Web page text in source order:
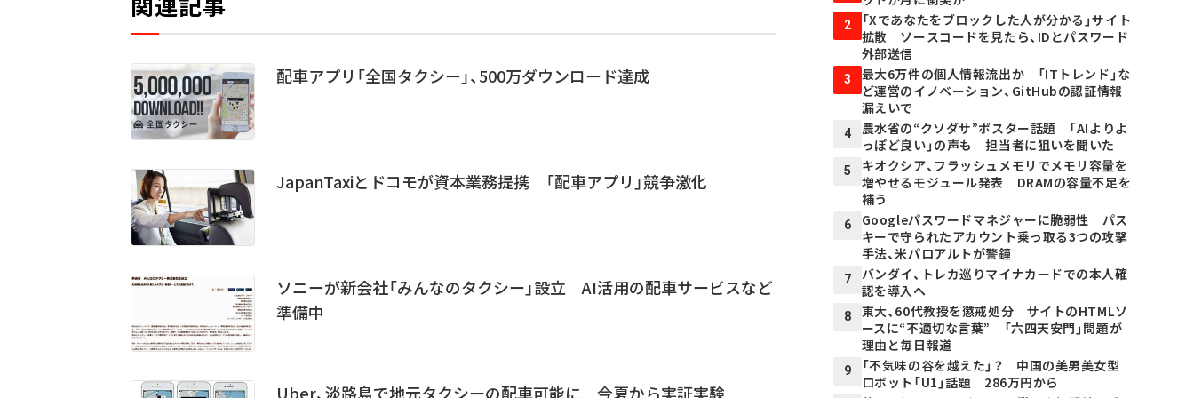
配車アプリ「全国タクシー」、500万ダウンロード達成
JapanTaxiとドコモが資本業務提携 「配車アプリ」競争激化
ソニーが新会社「みんなのタクシー」設立 AI活用の配車サービスなど
準備中
Uber、淡路島で地元タクシーの配車可能に 今夏から実証実験
2
「Xであなたをブロックした人が分かる」サイト
拡散 ソースコードを見たら、IDとパスワード
外部送信
3
最大6万件の個人情報流出か 「ITトレンド」な
ど運営のイノベーション、GitHubの認証情報
漏えいで
4
農水省の“クソダサ”ポスター話題 「AIよりよ
っぽど良い」の声も 担当者に狙いを聞いた
5
キオクシア、フラッシュメモリでメモリ容量を
増やせるモジュール発表 DRAMの容量不足を
補う
6
Googleパスワードマネジャーに脆弱性 パス
キーで守られたアカウント乗っ取る3つの攻撃
手法、米パロアルトが警鐘
7
バンダイ、トレカ巡りマイナカードでの本人確
認を導入へ
8
東大、60代教授を懲戒処分 サイトのHTMLソ
ースに“不適切な言葉” 「六四天安門」問題が
理由と毎日報道
9
「不気味の谷を越えた」？ 中国の美男美女型
ロボット「U1」話題 286万円から